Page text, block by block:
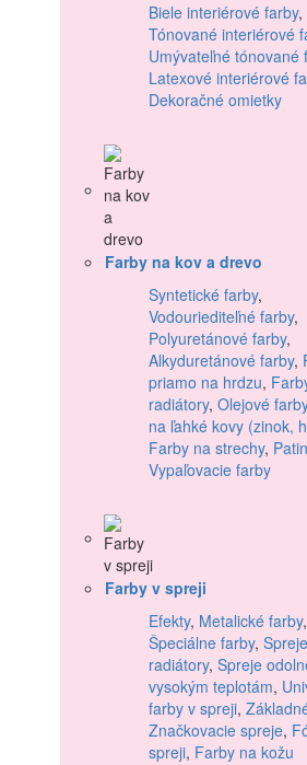
Biele interiérové farby,
Tónované interiérové
Umývateľné tónované
Latexové interiérové
Dekoračné omietky
Farby na kov a drevo
Syntetické farby,
Vodouriediteľné farby,
Polyuretánové farby,
Alkyduretánové farby,
priamo na hrdzu,
radiátory, Olejové farby
na ľahké kovy (zinok,
Farby na strechy,
Vypaľovacie farby
Farby v spreji
Efekty, Metalické farby,
Špeciálne farby,
radiátory, Spreje
vysokým teplotám,
farby v spreji,
Značkovacie spreje,
spreji, Farby na kožu